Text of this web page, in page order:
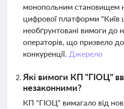
монопольним становищем
цифрової платформи "Київ
необґрунтовані вимоги до
операторів, що призвело
конкуренції. Джерело
Які вимоги КП "ГІОЦ"
незаконними?
КП "ГІОЦ" вимагало від